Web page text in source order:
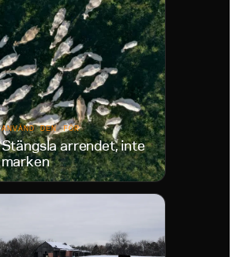
ANVÄND DEN FÖR
Stängsla arrendet, inte
marken